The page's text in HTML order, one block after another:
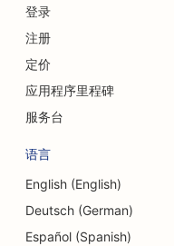
登录
注册
定价
应用程序里程碑
服务台
语言
English (English)
Deutsch (German)
Español (Spanish)